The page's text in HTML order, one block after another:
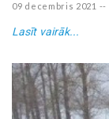
09 decembris 2021 --
Lasīt vairāk...